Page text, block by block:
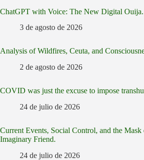
ChatGPT with Voice: The New Digital Ouija.
3 de agosto de 2026
Analysis of Wildfires, Ceuta, and
2 de agosto de 2026
COVID was just the excuse to impose
24 de julio de 2026
Current Events, Social Control, and the Mask
Imaginary Friend.
24 de julio de 2026